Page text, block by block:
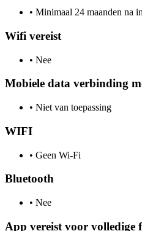
• Minimaal 24 maanden na
Wifi vereist
• Nee
Mobiele data verbinding
• Niet van toepassing
WIFI
• Geen Wi-Fi
Bluetooth
• Nee
App vereist voor volledige